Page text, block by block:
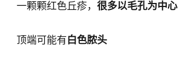
一颗颗红色丘疹， 很多以毛孔为中心
顶端可能有 白色脓头